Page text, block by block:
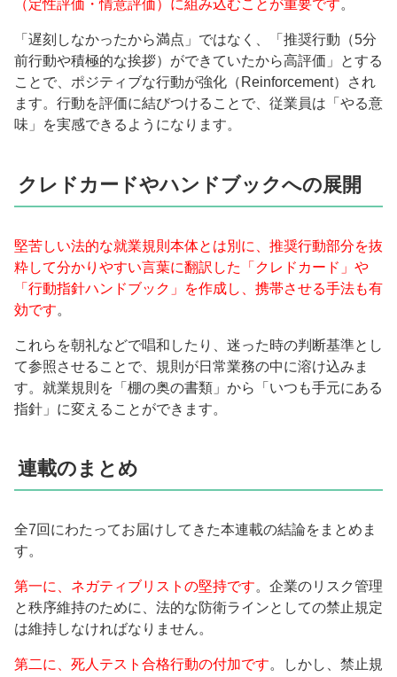
（定性評価・情意評価）に組み込むことが重要です。
「遅刻しなかったから満点」ではなく、「推奨行動（5分
前行動や積極的な挨拶）ができていたから高評価」とする
ことで、ポジティブな行動が強化（Reinforcement）され
ます。行動を評価に結びつけることで、従業員は「やる意
味」を実感できるようになります。
クレドカードやハンドブックへの展開
堅苦しい法的な就業規則本体とは別に、推奨行動部分を抜
粋して分かりやすい言葉に翻訳した「クレドカード」や
「行動指針ハンドブック」を作成し、携帯させる手法も有
効です。
これらを朝礼などで唱和したり、迷った時の判断基準とし
て参照させることで、規則が日常業務の中に溶け込みま
す。就業規則を「棚の奥の書類」から「いつも手元にある
指針」に変えることができます。
連載のまとめ
全7回にわたってお届けしてきた本連載の結論をまとめま
す。
第一に、ネガティブリストの堅持です。企業のリスク管理
と秩序維持のために、法的な防衛ラインとしての禁止規定
は維持しなければなりません。
第二に、死人テスト合格行動の付加です。しかし、禁止規